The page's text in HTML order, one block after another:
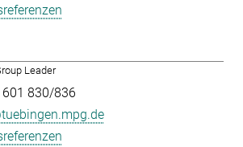
Leader
830/836